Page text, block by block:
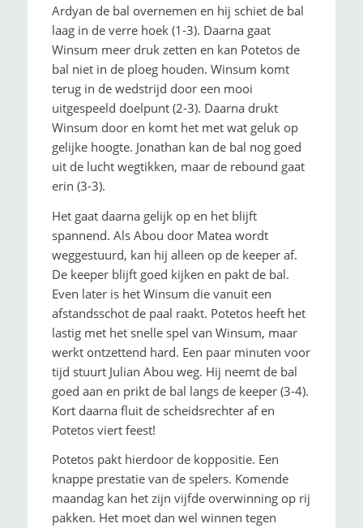
Ardyan de bal overnemen en hij schiet de bal
laag in de verre hoek (1-3). Daarna gaat
Winsum meer druk zetten en kan Potetos de
bal niet in de ploeg houden. Winsum komt
terug in de wedstrijd door een mooi
uitgespeeld doelpunt (2-3). Daarna drukt
Winsum door en komt het met wat geluk op
gelijke hoogte. Jonathan kan de bal nog goed
uit de lucht wegtikken, maar de rebound gaat
erin (3-3).
Het gaat daarna gelijk op en het blijft
spannend. Als Abou door Matea wordt
weggestuurd, kan hij alleen op de keeper af.
De keeper blijft goed kijken en pakt de bal.
Even later is het Winsum die vanuit een
afstandsschot de paal raakt. Potetos heeft het
lastig met het snelle spel van Winsum, maar
werkt ontzettend hard. Een paar minuten voor
tijd stuurt Julian Abou weg. Hij neemt de bal
goed aan en prikt de bal langs de keeper (3-4).
Kort daarna fluit de scheidsrechter af en
Potetos viert feest!
Potetos pakt hierdoor de koppositie. Een
knappe prestatie van de spelers. Komende
maandag kan het zijn vijfde overwinning op rij
pakken. Het moet dan wel winnen tegen